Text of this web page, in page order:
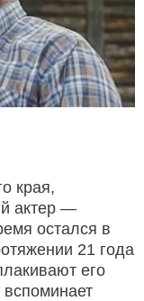
края,
актер —
остался в
21 года
его
вспоминает